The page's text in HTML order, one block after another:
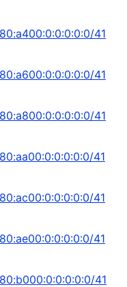
41
41
41
41
41
41
41